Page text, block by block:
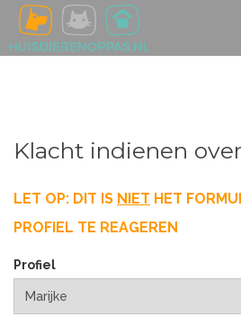
Klacht indienen
LET OP: DIT IS NIET HET
PROFIEL TE REAGEREN
Profiel